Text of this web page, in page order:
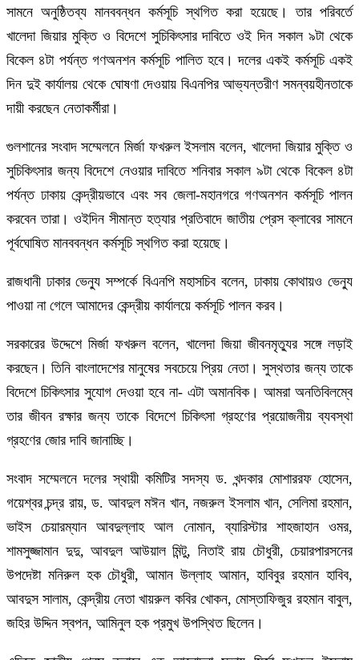
সামনে অনুষ্ঠিতব্য মানববন্ধন কর্মসূচি স্থগিত করা হয়েছে। তার পরিবর্তে
খালেদা জিয়ার মুক্তি ও বিদেশে সুচিকিৎসার দাবিতে ওই দিন সকাল ৯টা থেকে
বিকেল ৪টা পর্যন্ত গণঅনশন কর্মসূচি পালিত হবে। দলের একই কর্মসূচি একই
দিন দুই কার্যালয় থেকে ঘোষণা দেওয়ায় বিএনপির আভ্যন্তরীণ সমন্বয়হীনতাকে
দায়ী করছেন নেতাকর্মীরা।
গুলশানের সংবাদ সম্মেলনে মির্জা ফখরুল ইসলাম বলেন, খালেদা জিয়ার মুক্তি ও
সুচিকিৎসার জন্য বিদেশে নেওয়ার দাবিতে শনিবার সকাল ৯টা থেকে বিকেল ৪টা
পর্যন্ত ঢাকায় কেন্দ্রীয়ভাবে এবং সব জেলা-মহানগরে গণঅনশন কর্মসূচি পালন
করবেন তারা। ওইদিন সীমান্ত হত্যার প্রতিবাদে জাতীয় প্রেস ক্লাবের সামনে
পূর্বঘোষিত মানববন্ধন কর্মসূচি স্থগিত করা হয়েছে।
রাজধানী ঢাকার ভেন্যু সম্পর্কে বিএনপি মহাসচিব বলেন, ঢাকায় কোথায়ও ভেন্যু
পাওয়া না গেলে আমাদের কেন্দ্রীয় কার্যালয়ে কর্মসূচি পালন করব।
সরকারের উদ্দেশে মির্জা ফখরুল বলেন, খালেদা জিয়া জীবনমৃত্যুর সঙ্গে লড়াই
করছেন। তিনি বাংলাদেশের মানুষের সবচেয়ে প্রিয় নেতা। সুস্থতার জন্য তাকে
বিদেশে চিকিৎসার সুযোগ দেওয়া হবে না- এটা অমানবিক। আমরা অনতিবিলম্বে
তার জীবন রক্ষার জন্য তাকে বিদেশে চিকিৎসা গ্রহণের প্রয়োজনীয় ব্যবস্থা
গ্রহণের জোর দাবি জানাচ্ছি।
সংবাদ সম্মেলনে দলের স্থায়ী কমিটির সদস্য ড. খন্দকার মোশাররফ হোসেন,
গয়েশ্বর চন্দ্র রায়, ড. আবদুল মঈন খান, নজরুল ইসলাম খান, সেলিমা রহমান,
ভাইস চেয়ারম্যান আবদুল্লাহ আল নোমান, ব্যারিস্টার শাহজাহান ওমর,
শামসুজ্জামান দুদু, আবদুল আউয়াল মিন্টু, নিতাই রায় চৌধুরী, চেয়ারপারসনের
উপদেষ্টা মনিরুল হক চৌধুরী, আমান উল্লাহ আমান, হাবিবুর রহমান হাবিব,
আবদুস সালাম, কেন্দ্রীয় নেতা খায়রুল কবির খোকন, মোস্তাফিজুর রহমান বাবুল,
জহির উদ্দিন স্বপন, আমিনুল হক প্রমুখ উপস্থিত ছিলেন।